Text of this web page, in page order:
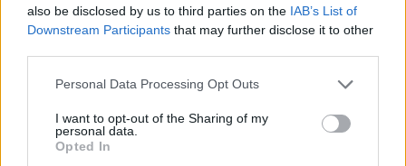
also be disclosed by us to third parties on the IAB’s List of
Downstream Participants that may further disclose it to other
Please note that this website/app uses one or more Google
not limited to your visit or usage behaviour. You may click to
grant or deny consent to Google and its third-party tags to
use your data for below specified purposes in below Google
Personal Data Processing Opt Outs
I want to opt-out of the Sharing of my
personal data.
Opted In
Valutare sconti reali su TV ed elettronica: guida
pratica
Davide Ferraro · 19 Lug 2026